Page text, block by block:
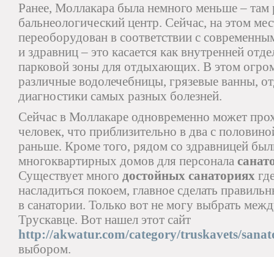
Ранее, Моллакара была немного меньше – там
бальнеологический центр. Сейчас, на этом
переоборудован в соответствии с
и здравниц – это касается как внутренней
парковой зоны для отдыхающих. В этом
различные водолечебницы, грязевые ванны,
диагностики самых разных болезней.
Сейчас в Моллакаре одновременно может
человек, что приблизительно в два с
раньше. Кроме того, рядом со здравницей
многоквартирных домов для персонала
Существует много достойных санаториях
насладиться покоем, главное сделать
в санатории. Только вот не могу выбрать
Трускавце. Вот нашел этот сайт
http://akwatur.com/category/truskavets/
выбором.